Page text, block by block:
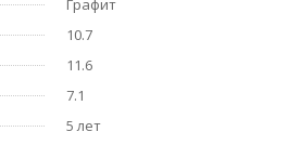
Графит
10.7
11.6
7.1
5 лет